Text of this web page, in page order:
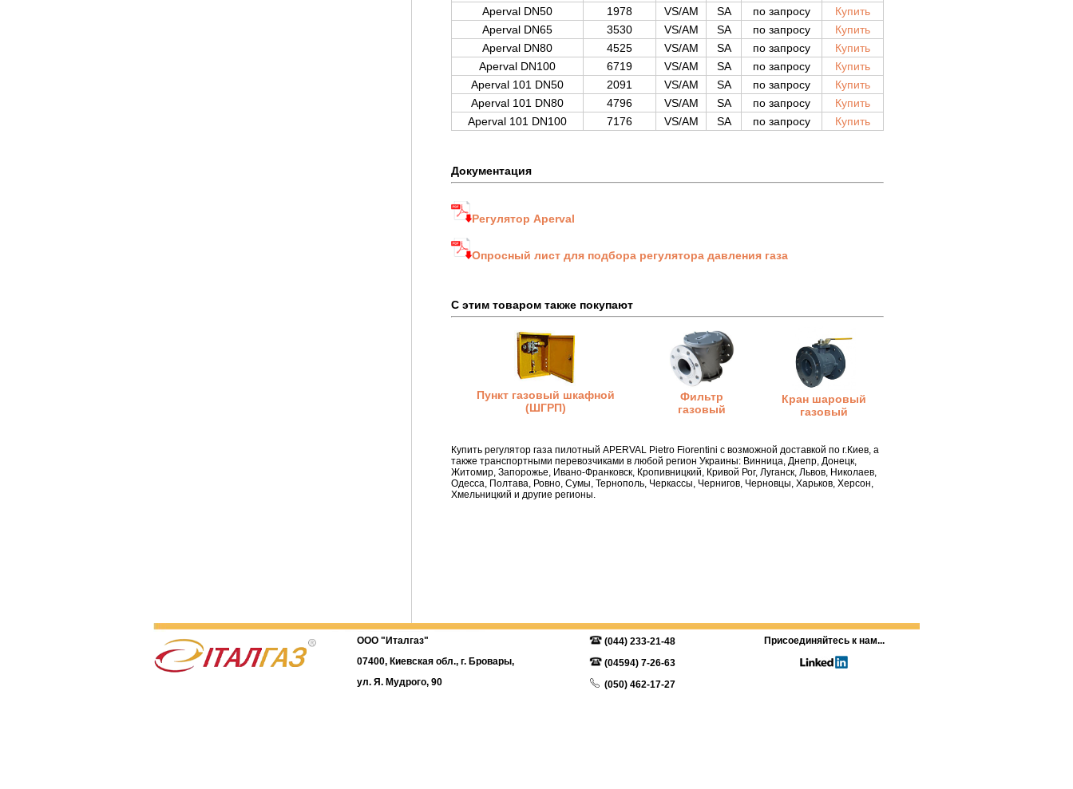
Aperval DN50
1978 VS/AM SA по запросу
Купить
Aperval DN65
3530 VS/AM SA по запросу
Купить
Aperval DN80
4525 VS/AM SA по запросу
Купить
Aperval DN100
6719 VS/AM SA по запросу
Купить
Aperval 101 DN50
2091 VS/AM SA по запросу
Купить
Aperval 101 DN80
4796 VS/AM SA по запросу
Купить
Aperval 101 DN100
7176 VS/AM SA по запросу Купить
Документация
Регулятор Aperval
Опросный лист для подбора регулятора давления газа
С этим товаром также покупают
Пункт газовый шкафной
(ШГРП)
Фильтр
газовый
Кран шаровый
газовый
Купить регулятор газа пилотный APERVAL Pietro Fiorentini с возможной доставкой по г.Киев, а
также транспортными перевозчиками в любой регион Украины: Винница, Днепр, Донецк,
Житомир, Запорожье, Ивано-Франковск, Кропивницкий, Кривой Рог, Луганск, Львов, Николаев,
Одесса, Полтава, Ровно, Сумы, Тернополь, Черкассы, Чернигов, Черновцы, Харьков, Херсон,
Хмельницкий и другие регионы.
ООО "Италгаз"
07400, Киевская обл., г. Бровары,
ул. Я. Мудрого, 90
(044) 233-21-48
(04594) 7-26-63
(050) 462-17-27
Присоединяйтесь к нам...